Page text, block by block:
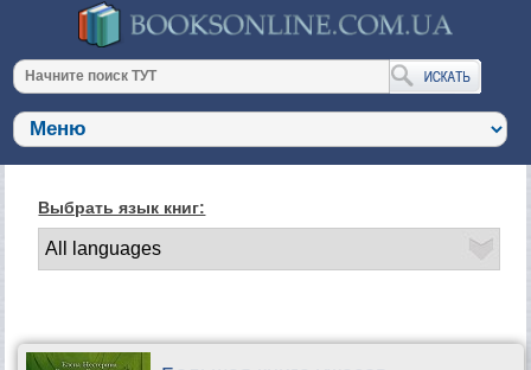
Выбрать язык книг: